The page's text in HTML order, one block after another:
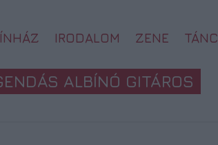
IRODALOM ZENE TÁNC
ALBÍNÓ GITÁROS